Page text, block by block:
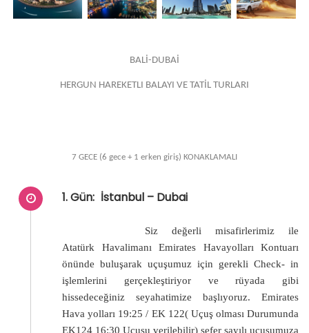
Previous Next
BALİ-DUBAİ
HERGUN HAREKETLI BALAYI VE TATİL TURLARI
7 GECE (6 gece + 1 erken giriş) KONAKLAMALI
1. Gün: İstanbul – Dubai
Siz değerli misafirlerimiz ile
Atatürk Havalimanı Emirates Havayolları Kontuarı
önünde buluşarak uçuşumuz için gerekli Check- in
işlemlerini gerçekleştiriyor ve rüyada gibi
hissedeceğiniz seyahatimize başlıyoruz. Emirates
Hava yolları 19:25 / EK 122( Uçuş olması Durumunda
EK124 16:30 Uçuşu verilebilir) sefer sayılı uçuşumuza